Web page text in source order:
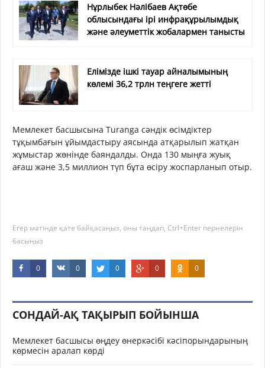
Нұрлыбек Нәлібаев Ақтөбе
облысындағы ірі инфрақұрылымдық
және әлеуметтік жобалармен танысты
Елімізде ішкі тауар айналымының
көлемі 36,2 трлн теңгеге жетті
Мемлекет басшысына Turanga сәндік өсімдіктер
тұқымбағын ұйымдастыру аясында атқарылып жатқан
жұмыстар жөнінде баяндалды. Онда 130 мыңға жуық
ағаш және 3,5 миллион түп бұта өсіру жоспарланып отыр.
Егер мәтінде қате байқасаңыз, оны таңдап, Ctrl+Enter пернелерін
басыңыз
0 0 0 0 0
СОНДАЙ-АҚ ТАҚЫРЫП БОЙЫНША
Мемлекет басшысы өңдеу өнеркәсібі кәсіпорындарының
көрмесін аралап көрді